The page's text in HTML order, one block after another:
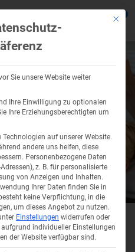
Kur Bad
Kur auf
Bad
anzeigen
Kur in
Kuren in
Kur in
Kur in
Kur in
Kur in
Kur in
Kururlaub
Kur in
etwas
anzeigen
für
Wirkungen
10Minuten
Mit
Sie unsere Website weiter
Ihre Einwilligung zu optionalen
Ihre Erziehungsberechtigten um
auf unserer Website.
andere uns helfen, diese
Personenbezogene Daten
z. B. für personalisierte
von Anzeigen und Inhalten.
Ihrer Daten finden Sie in
keine Verpflichtung, in die
um dieses Angebot zu nutzen.
Einstellungen widerrufen oder
aufgrund individueller Einstellungen
der Website verfügbar sind.